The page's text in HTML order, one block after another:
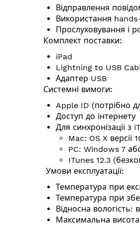
Відправлення
Використання
Прослуховування і
Комплект поставки:
iPad
Lightning to USB
Адаптер USB
Системні вимоги:
Apple ID (потрібно
Доступ до інтернету
Для синхронізації з
Mac: OS X версії
PC: Windows 7
ITunes 12.3
Умови експлуатації:
Температура при
Температура при
Відносна вологість:
Максимальна висота